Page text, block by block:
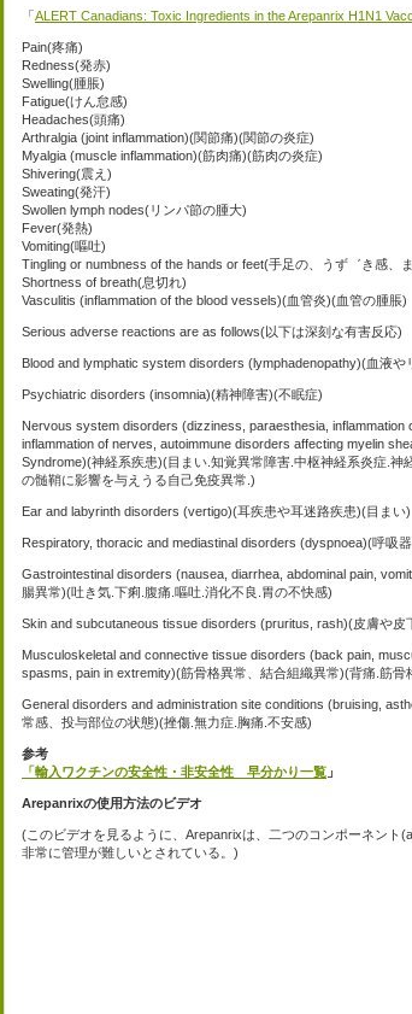
「ALERT Canadians: Toxic Ingredients in the Arepanrix H1N1
Pain(疼痛)
Redness(発赤)
Swelling(腫脹)
Fatigue(けん怠感)
Headaches(頭痛)
Arthralgia (joint inflammation)(関節痛)(関節の炎症)
Myalgia (muscle inflammation)(筋肉痛)(筋肉の炎症)
Shivering(震え)
Sweating(発汗)
Swollen lymph nodes(リンパ節の腫大)
Fever(発熱)
Vomiting(嘔吐)
Tingling or numbness of the hands or feet(手足の、うず゛き感、
Shortness of breath(息切れ)
Vasculitis (inflammation of the blood vessels)(血管炎)(血管の腫脹)
Serious adverse reactions are as follows(以下は深刻な有害反応)
Blood and lymphatic system disorders (lymphadenopathy)(血液
Psychiatric disorders (insomnia)(精神障害)(不眠症)
Nervous system disorders (dizziness, paraesthesia, inflammation
inflammation of nerves, autoimmune disorders affecting myelin
Syndrome)(神経系疾患)(目まい.知覚異常障害.中枢神経系炎症.神
の髄鞘に影響を与えうる自己免疫異常.)
Ear and labyrinth disorders (vertigo)(耳疾患や耳迷路疾患)(目まい)
Respiratory, thoracic and mediastinal disorders (dyspnoea)(呼吸
Gastrointestinal disorders (nausea, diarrhea, abdominal pain,
腸異常)(吐き気.下痢.腹痛.嘔吐.消化不良.胃の不快感)
Skin and subcutaneous tissue disorders (pruritus, rash)(皮膚や皮
Musculoskeletal and connective tissue disorders (back pain,
spasms, pain in extremity)(筋骨格異常、結合組織異常)(背痛.筋
General disorders and administration site conditions (bruising,
常感、投与部位の状態)(挫傷.無力症.胸痛.不安感)
参考
「輸入ワクチンの安全性・非安全性 早分かり一覧 」
Arepanrixの使用方法のビデオ
(このビデオを見るように、Arepanrixは、二つのコンポーネント
非常に管理が難しいとされている。)